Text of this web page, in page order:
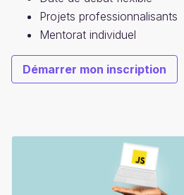
Projets professionnalisants
Mentorat individuel
Démarrer mon inscription